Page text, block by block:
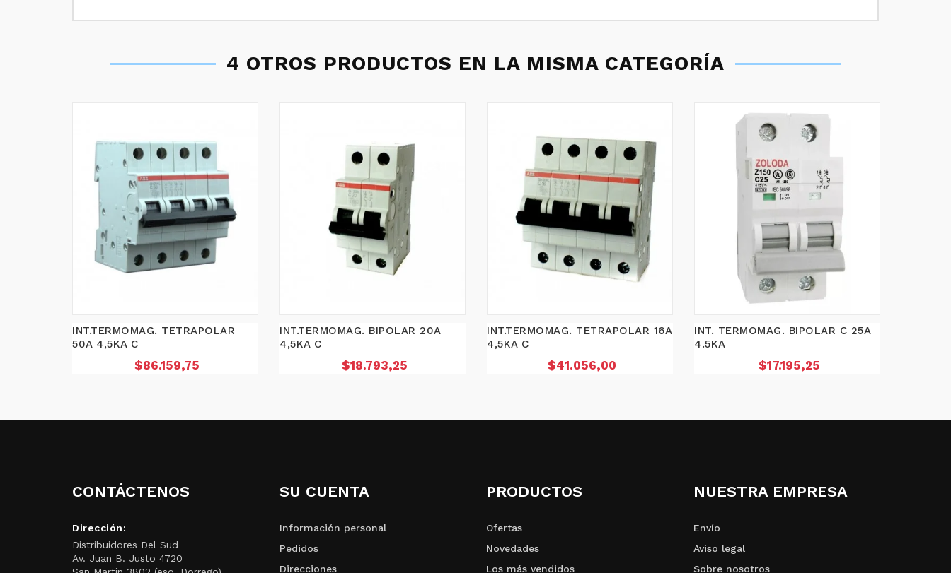
4 OTROS PRODUCTOS EN LA MISMA CATEGORÍA
INT.TERMOMAG. TETRAPOLAR
50A 4,5KA C
Precio
$86.159,75
INT.TERMOMAG. BIPOLAR 20A
4,5KA C
Precio
$18.793,25
INT.TERMOMAG. TETRAPOLAR 16A
4,5KA C
Precio
$41.056,00
INT. TERMOMAG. BIPOLAR C 25A
4.5KA
Precio
$17.195,25
CONTÁCTENOS
Dirección:
Distribuidores Del Sud
Av. Juan B. Justo 4720
SU CUENTA
Información personal
Pedidos
Direcciones
PRODUCTOS
Ofertas
Novedades
Los más vendidos
NUESTRA EMPRESA
Envío
Aviso legal
Sobre nosotros